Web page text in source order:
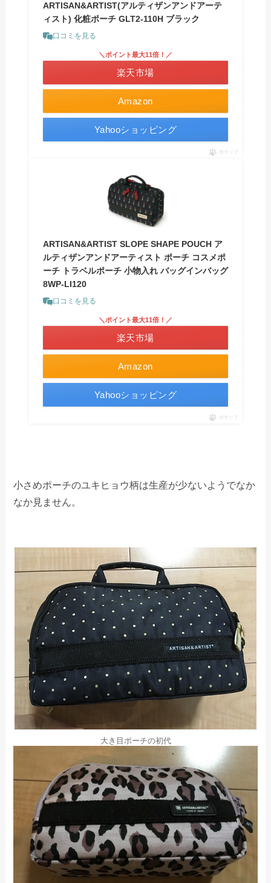
ARTISAN&ARTIST(アルティザンアンドアーテ
ィスト) 化粧ポーチ GLT2-110H ブラック
口コミを見る
Amazon
＼ポイント最大11倍！／
楽天市場
Yahooショッピング
ポチップ
ARTISAN&ARTIST SLOPE SHAPE POUCH ア
ルティザンアンドアーティスト ポーチ コスメポ
ーチ トラベルポーチ 小物入れ バッグインバッグ
8WP-LI120
口コミを見る
Amazon
＼ポイント最大11倍！／
楽天市場
Yahooショッピング
ポチップ
小さめポーチのユキヒョウ柄は生産が少ないようでなか
なか見ません。
大き目ポーチの初代